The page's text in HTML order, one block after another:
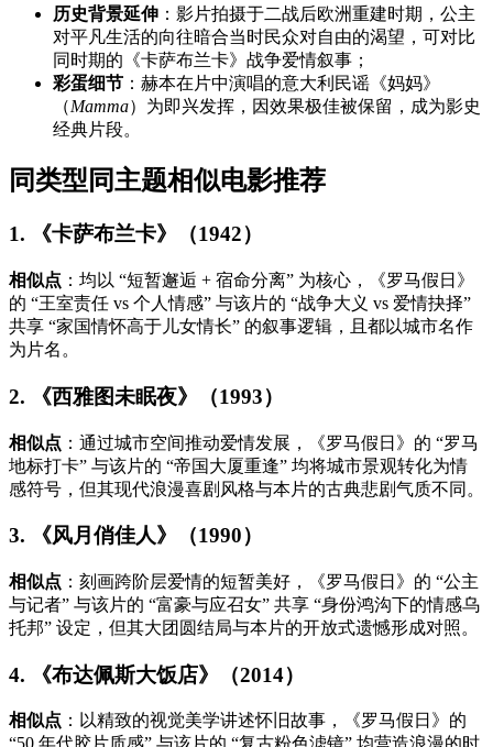
历史背景延伸 ：影片拍摄于二战后欧洲重建时期，公主
对平凡生活的向往暗合当时民众对自由的渴望，可对比
同时期的《卡萨布兰卡》战争爱情叙事；
彩蛋细节 ：赫本在片中演唱的意大利民谣《妈妈》
（Mamma）为即兴发挥，因效果极佳被保留，成为影史
经典片段。
同类型同主题相似电影推荐
1. 《卡萨布兰卡》（1942）
相似点 ：均以 “短暂邂逅 + 宿命分离” 为核心，《罗马假日》
的 “王室责任 vs 个人情感” 与该片的 “战争大义 vs 爱情抉择”
共享 “家国情怀高于儿女情长” 的叙事逻辑，且都以城市名作
为片名。
2. 《西雅图未眠夜》（1993）
相似点 ：通过城市空间推动爱情发展，《罗马假日》的 “罗马
地标打卡” 与该片的 “帝国大厦重逢” 均将城市景观转化为情
感符号，但其现代浪漫喜剧风格与本片的古典悲剧气质不同。
3. 《风月俏佳人》（1990）
相似点 ：刻画跨阶层爱情的短暂美好，《罗马假日》的 “公主
与记者” 与该片的 “富豪与应召女” 共享 “身份鸿沟下的情感乌
托邦” 设定，但其大团圆结局与本片的开放式遗憾形成对照。
4. 《布达佩斯大饭店》（2014）
相似点 ：以精致的视觉美学讲述怀旧故事，《罗马假日》的